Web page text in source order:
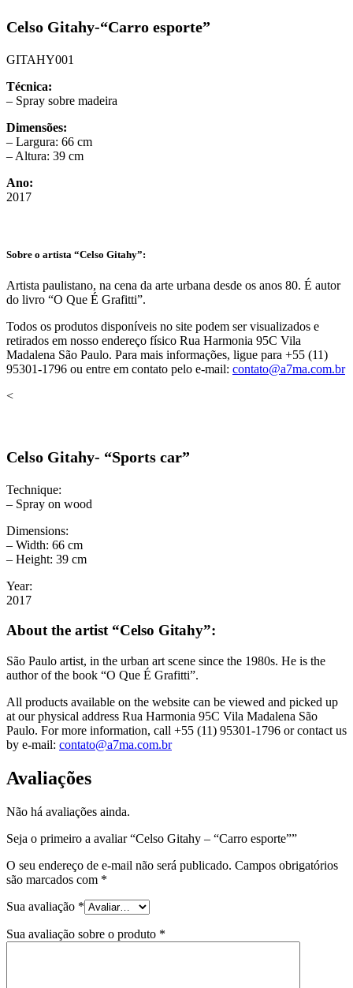
Celso Gitahy-“Carro esporte”
GITAHY001
Técnica:
– Spray sobre madeira
Dimensões:
– Largura: 66 cm
– Altura: 39 cm
Ano:
2017
Sobre o artista “Celso Gitahy”:
Artista paulistano, na cena da arte urbana desde os anos 80. É autor
do livro “O Que É Grafitti”.
Todos os produtos disponíveis no site podem ser visualizados e
retirados em nosso endereço físico Rua Harmonia 95C Vila
Madalena São Paulo. Para mais informações, ligue para +55 (11)
95301-1796 ou entre em contato pelo e-mail: contato@a7ma.com.br
<
Celso Gitahy- “Sports car”
Technique:
– Spray on wood
Dimensions:
– Width: 66 cm
– Height: 39 cm
Year:
2017
About the artist “Celso Gitahy”:
São Paulo artist, in the urban art scene since the 1980s. He is the
author of the book “O Que É Grafitti”.
All products available on the website can be viewed and picked up
at our physical address Rua Harmonia 95C Vila Madalena São
Paulo. For more information, call +55 (11) 95301-1796 or contact us
by e-mail: contato@a7ma.com.br
Avaliações
Não há avaliações ainda.
Seja o primeiro a avaliar “Celso Gitahy – “Carro esporte””
O seu endereço de e-mail não será publicado. Campos obrigatórios
são marcados com *
Sua avaliação *
Sua avaliação sobre o produto *